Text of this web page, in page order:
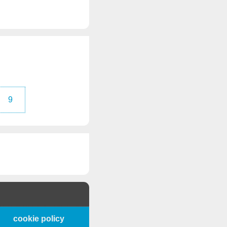
9
cookie policy